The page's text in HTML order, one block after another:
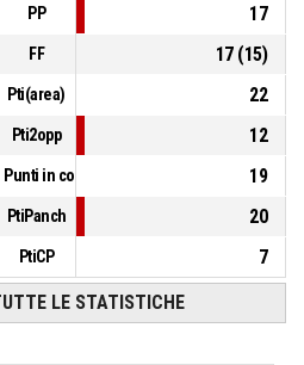
PP
17
FF 17(15)
Pti(area)
22
Pti2opp
12
Punti in contropiede
19
PtiPanch
20
PtiCP 7
LE STATISTICHE